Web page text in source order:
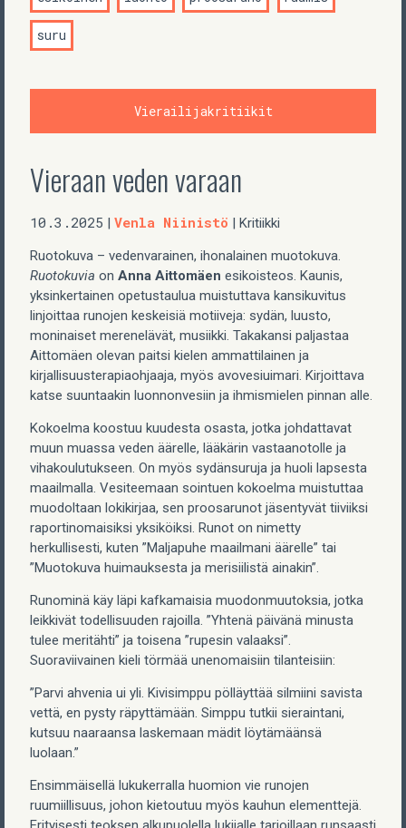
suru
Vierailijakritiikit
Vieraan veden varaan
10.3.2025 Venla Niinistö | Kritiikki
Ruotokuva – vedenvarainen, ihonalainen muotokuva.
Ruotokuvia on Anna Aittomäen esikoisteos. Kaunis,
yksinkertainen opetustaulua muistuttava kansikuvitus
linjoittaa runojen keskeisiä motiiveja: sydän, luusto,
moninaiset merenelävät, musiikki. Takakansi paljastaa
Aittomäen olevan paitsi kielen ammattilainen ja
kirjallisuusterapiaohjaaja, myös avovesiuimari. Kirjoittava
katse suuntaakin luonnonvesiin ja ihmismielen pinnan alle.
Kokoelma koostuu kuudesta osasta, jotka johdattavat
muun muassa veden äärelle, lääkärin vastaanotolle ja
vihakoulutukseen. On myös sydänsuruja ja huoli lapsesta
maailmalla. Vesiteemaan sointuen kokoelma muistuttaa
muodoltaan lokikirjaa, sen proosarunot jäsentyvät tiiviiksi
raportinomaisiksi yksiköiksi. Runot on nimetty
herkullisesti, kuten ”Maljapuhe maailmani äärelle” tai
”Muotokuva huimauksesta ja merisiilistä ainakin”.
Runominä käy läpi kafkamaisia muodonmuutoksia, jotka
leikkivät todellisuuden rajoilla. ”Yhtenä päivänä minusta
tulee meritähti” ja toisena ”rupesin valaaksi”.
Suoraviivainen kieli törmää unenomaisiin tilanteisiin:
”Parvi ahvenia ui yli. Kivisimppu pölläyttää silmiini savista
vettä, en pysty räpyttämään. Simppu tutkii sieraintani,
kutsuu naaraansa laskemaan mädit löytämäänsä
luolaan.”
Ensimmäisellä lukukerralla huomion vie runojen
ruumiillisuus, johon kietoutuu myös kauhun elementtejä.